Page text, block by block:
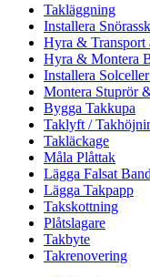
Takläggning
Installera
Hyra & Transport
Hyra & Montera
Installera
Montera Stuprör
Bygga Takkupa
Taklyft /
Takläckage
Måla Plåttak
Lägga Falsat
Lägga Takpapp
Takskottning
Plåtslagare
Takbyte
Takrenovering